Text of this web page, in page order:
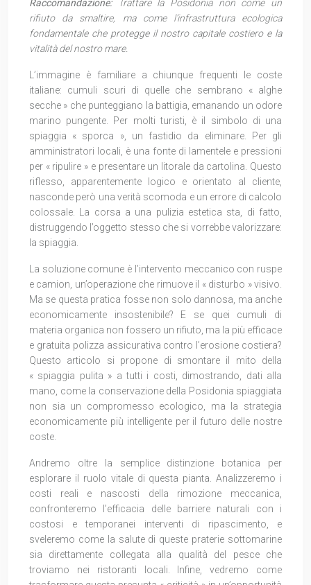
Raccomandazione:Trattare la Posidonia non come un
rifiuto da smaltire, ma come l’infrastruttura ecologica
fondamentale che protegge il nostro capitale costiero e la
vitalità del nostro mare.
L’immagine è familiare a chiunque frequenti le coste
italiane: cumuli scuri di quelle che sembrano « alghe
secche » che punteggiano la battigia, emanando un odore
marino pungente. Per molti turisti, è il simbolo di una
spiaggia « sporca », un fastidio da eliminare. Per gli
amministratori locali, è una fonte di lamentele e pressioni
per « ripulire » e presentare un litorale da cartolina. Questo
riflesso, apparentemente logico e orientato al cliente,
nasconde però una verità scomoda e un errore di calcolo
colossale. La corsa a una pulizia estetica sta, di fatto,
distruggendo l’oggetto stesso che si vorrebbe valorizzare:
la spiaggia.
La soluzione comune è l’intervento meccanico con ruspe
e camion, un’operazione che rimuove il « disturbo » visivo.
Ma se questa pratica fosse non solo dannosa, ma anche
economicamente insostenibile? E se quei cumuli di
materia organica non fossero un rifiuto, ma la più efficace
e gratuita polizza assicurativa contro l’erosione costiera?
Questo articolo si propone di smontare il mito della
« spiaggia pulita » a tutti i costi, dimostrando, dati alla
mano, come la conservazione della Posidonia spiaggiata
non sia un compromesso ecologico, ma la strategia
economicamente più intelligente per il futuro delle nostre
coste.
Andremo oltre la semplice distinzione botanica per
esplorare il ruolo vitale di questa pianta. Analizzeremo i
costi reali e nascosti della rimozione meccanica,
confronteremo l’efficacia delle barriere naturali con i
costosi e temporanei interventi di ripascimento, e
sveleremo come la salute di queste praterie sottomarine
sia direttamente collegata alla qualità del pesce che
troviamo nei ristoranti locali. Infine, vedremo come